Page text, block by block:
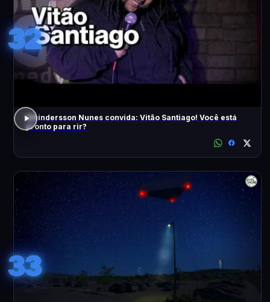
32
Whindersson Nunes convida: Vitão Santiago! Você está
pronto para rir?
33